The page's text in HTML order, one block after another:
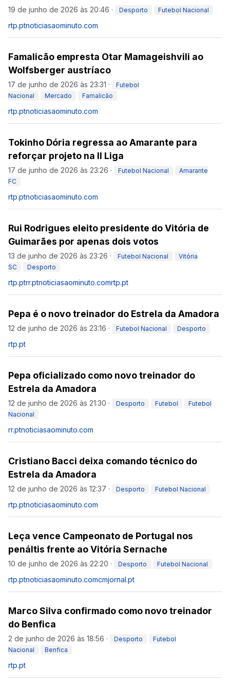
19 de junho de 2026 às 20:46 · Desporto Futebol Nacional
rtp.ptnoticiasaominuto.com
Famalicão empresta Otar Mamageishvili ao
Wolfsberger austríaco
17 de junho de 2026 às 23:31 ·
Futebol
Nacional
Mercado Famalicão
rtp.ptnoticiasaominuto.com
Tokinho Dória regressa ao Amarante para
reforçar projeto na II Liga
17 de junho de 2026 às 23:26 · Futebol Nacional
Amarante
FC
rtp.ptnoticiasaominuto.com
Rui Rodrigues eleito presidente do Vitória de
Guimarães por apenas dois votos
13 de junho de 2026 às 23:26 · Futebol Nacional
Vitória
SC
Desporto
rtp.ptrr.ptnoticiasaominuto.comrtp.pt
Pepa é o novo treinador do Estrela da Amadora
12 de junho de 2026 às 23:16 · Futebol Nacional Desporto
rtp.pt
Pepa oficializado como novo treinador do
Estrela da Amadora
12 de junho de 2026 às 21:30 · Desporto Futebol
Futebol
Nacional
rr.ptnoticiasaominuto.com
Cristiano Bacci deixa comando técnico do
Estrela da Amadora
12 de junho de 2026 às 12:37 · Desporto Futebol Nacional
rtp.ptnoticiasaominuto.com
Leça vence Campeonato de Portugal nos
penáltis frente ao Vitória Sernache
10 de junho de 2026 às 22:20 · Desporto Futebol Nacional
rtp.ptnoticiasaominuto.comcmjornal.pt
Marco Silva confirmado como novo treinador
do Benfica
2 de junho de 2026 às 18:56 · Desporto
Futebol
Nacional
Benfica
rtp.pt